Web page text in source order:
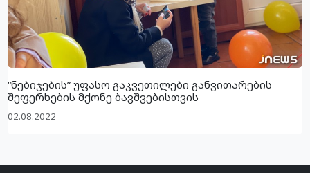
“ნებიჯების” უფასო გაკვეთილები განვითარების
შეფერხების მქონე ბავშვებისთვის
02.08.2022